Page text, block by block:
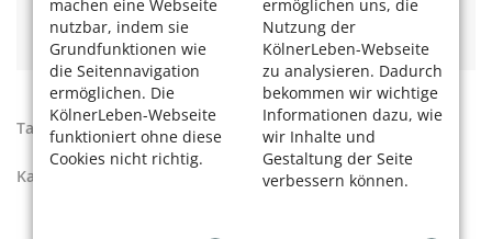
machen eine Webseite
nutzbar, indem sie
Grundfunktionen wie
die Seitennavigation
ermöglichen. Die
KölnerLeben-Webseite
funktioniert ohne diese
Cookies nicht richtig.
ermöglichen uns, die
Nutzung der
KölnerLeben-Webseite
zu analysieren. Dadurch
bekommen wir wichtige
Informationen dazu, wie
wir Inhalte und
Gestaltung der Seite
verbessern können.
Mehr spannende Informationen über die Bläck Fööss
lesen Sie im Gespräch mit
Hartmut Priess.
Tags: Film und Fernsehen Lindenstraße , Theater
Kategorien: Unser Köln